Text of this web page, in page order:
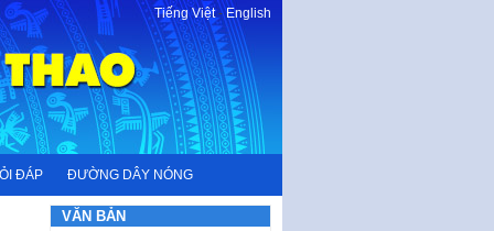
Tiếng Việt-English
ĐÁP ĐƯỜNG DÂY NÓNG
VĂN BẢN